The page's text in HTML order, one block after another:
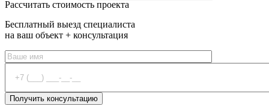
Рассчитать стоимость проекта
Бесплатный выезд специалиста
на ваш объект + консультация